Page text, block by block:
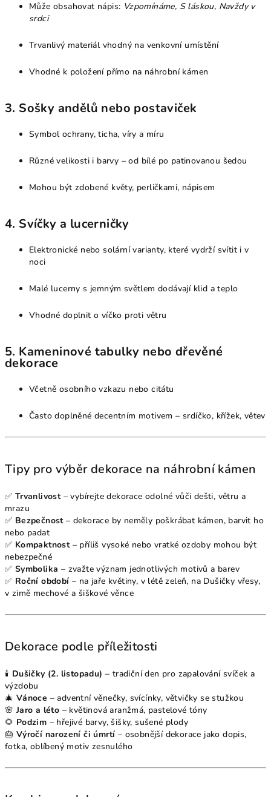
Může obsahovat nápis: Vzpomínáme, S láskou, Navždy v
srdci
Trvanlivý materiál vhodný na venkovní umístění
Vhodné k položení přímo na náhrobní kámen
3. Sošky andělů nebo postaviček
Symbol ochrany, ticha, víry a míru
Různé velikosti i barvy – od bílé po patinovanou šedou
Mohou být zdobené květy, perličkami, nápisem
4. Svíčky a lucerničky
Elektronické nebo solární varianty, které vydrží svítit i v
noci
Malé lucerny s jemným světlem dodávají klid a teplo
Vhodné doplnit o víčko proti větru
5. Kameninové tabulky nebo dřevěné
dekorace
Včetně osobního vzkazu nebo citátu
Často doplněné decentním motivem – srdíčko, křížek, větev
Tipy pro výběr dekorace na náhrobní kámen
✅ Trvanlivost– vybírejte dekorace odolné vůči dešti, větru a
mrazu
✅ Bezpečnost– dekorace by neměly poškrábat kámen, barvit ho
nebo padat
✅ Kompaktnost– příliš vysoké nebo vratké ozdoby mohou být
nebezpečné
✅ Symbolika – zvažte význam jednotlivých motivů a barev
✅ Roční období – na jaře květiny, v létě zeleň, na Dušičky vřesy,
v zimě mechové a šiškové věnce
Dekorace podle příležitosti
🕯 Dušičky (2. listopadu) – tradiční den pro zapalování svíček a
výzdobu
🎄 Vánoce – adventní věnečky, svícínky, větvičky se stužkou
🌸Jaro a léto – květinová aranžmá, pastelové tóny
🌻 Podzim – hřejivé barvy, šišky, sušené plody
🎂 Výročí narození či úmrtí – osobnější dekorace jako dopis,
fotka, oblíbený motiv zesnulého